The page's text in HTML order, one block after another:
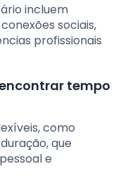
incluem
sociais,
profissionais
tempo
como
que
e